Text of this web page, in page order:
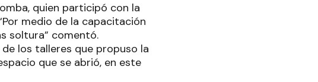
quien participó con la
medio de la capacitación
soltura” comentó.
los talleres que propuso la
que se abrió, en este